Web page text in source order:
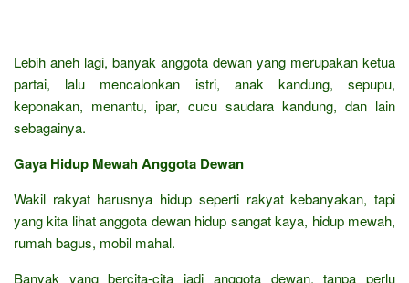
Lebih aneh lagi, banyak anggota dewan yang merupakan ketua
partai, lalu mencalonkan istri, anak kandung, sepupu,
keponakan, menantu, ipar, cucu saudara kandung, dan lain
sebagainya.
Gaya Hidup Mewah Anggota Dewan
Wakil rakyat harusnya hidup seperti rakyat kebanyakan, tapi
yang kita lihat anggota dewan hidup sangat kaya, hidup mewah,
rumah bagus, mobil mahal.
Banyak yang bercita-cita jadi anggota dewan, tanpa perlu